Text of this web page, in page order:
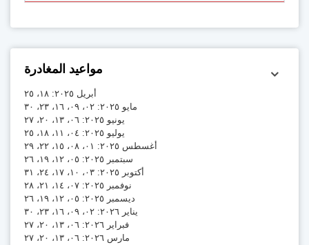
مواعيد المغادرة
أبريل ٢٠٢٥: ١٨، ٢٥
مايو ٢٠٢٥: ٠٢، ٠٩، ١٦، ٢٣، ٣٠
يونيو ٢٠٢٥: ٠٦، ١٣، ٢٠، ٢٧
يوليو ٢٠٢٥: ٠٤، ١١، ١٨، ٢٥
أغسطس ٢٠٢٥: ٠١، ٠٨، ١٥، ٢٢، ٢٩
سبتمبر ٢٠٢٥: ٠٥، ١٢، ١٩، ٢٦
أكتوبر ٢٠٢٥: ٠٣، ١٠، ١٧، ٢٤، ٣١
نوفمبر ٢٠٢٥: ٠٧، ١٤، ٢١، ٢٨
ديسمبر ٢٠٢٥: ٠٥، ١٢، ١٩، ٢٦
يناير ٢٠٢٦: ٠٢، ٠٩، ١٦، ٢٣، ٣٠
فبراير ٢٠٢٦: ٠٦، ١٣، ٢٠، ٢٧
مارس ٢٠٢٦: ٠٦، ١٣، ٢٠، ٢٧